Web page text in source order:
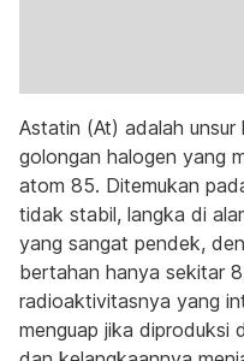
Astatin (At) adalah
golongan halogen yang
atom 85. Ditemukan
tidak stabil, langka di
yang sangat pendek,
bertahan hanya sekitar
radioaktivitasnya yang
menguap jika diproduksi